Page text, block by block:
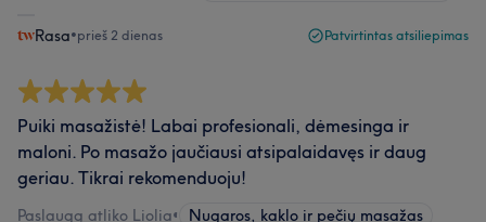
Rasa•prieš 2 dienas Patvirtintas atsiliepimas
Puiki masažistė! Labai profesionali, dėmesinga ir
maloni. Po masažo jaučiausi atsipalaidavęs ir daug
geriau. Tikrai rekomenduoju!
Paslaugą atliko Liolia• Nugaros, kaklo ir pečių masažas